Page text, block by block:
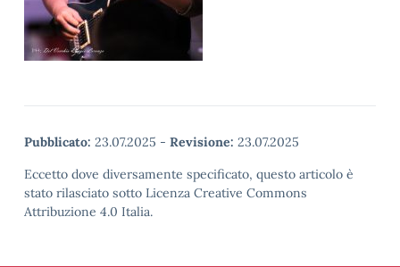
Pubblicato: 23.07.2025 - Revisione: 23.07.2025
Eccetto dove diversamente specificato, questo articolo è
stato rilasciato sotto Licenza Creative Commons
Attribuzione 4.0 Italia.